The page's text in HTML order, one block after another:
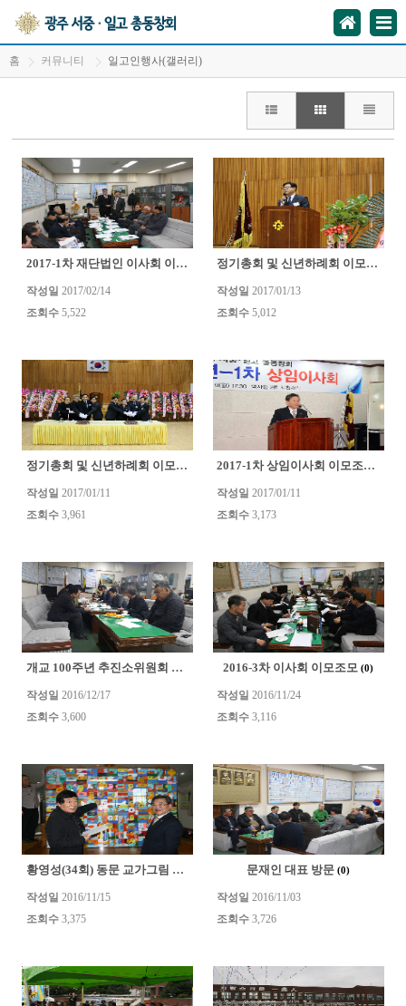
홈 커뮤니티 일고인행사(갤러리)
2017-1차 재단법인 이사회 이모조모 (0)
작성일 2017/02/14
조회수5,522
정기총회 및 신년하례회 이모조모
작성일 2017/01/13
조회수 5,012
정기총회 및 신년하례회 이모조모
작성일 2017/01/11
조회수3,961
2017-1차 상임이사회 이모조모
작성일 2017/01/11
조회수 3,173
개교 100주년 추진소위원회 회의
작성일 2016/12/17
조회수3,600
2016-3차 이사회 이모조모(0)
작성일 2016/11/24
조회수 3,116
황영성(34회) 동문 교가그림 기증식
작성일 2016/11/15
조회수3,375
문재인 대표 방문(0)
작성일 2016/11/03
조회수 3,726